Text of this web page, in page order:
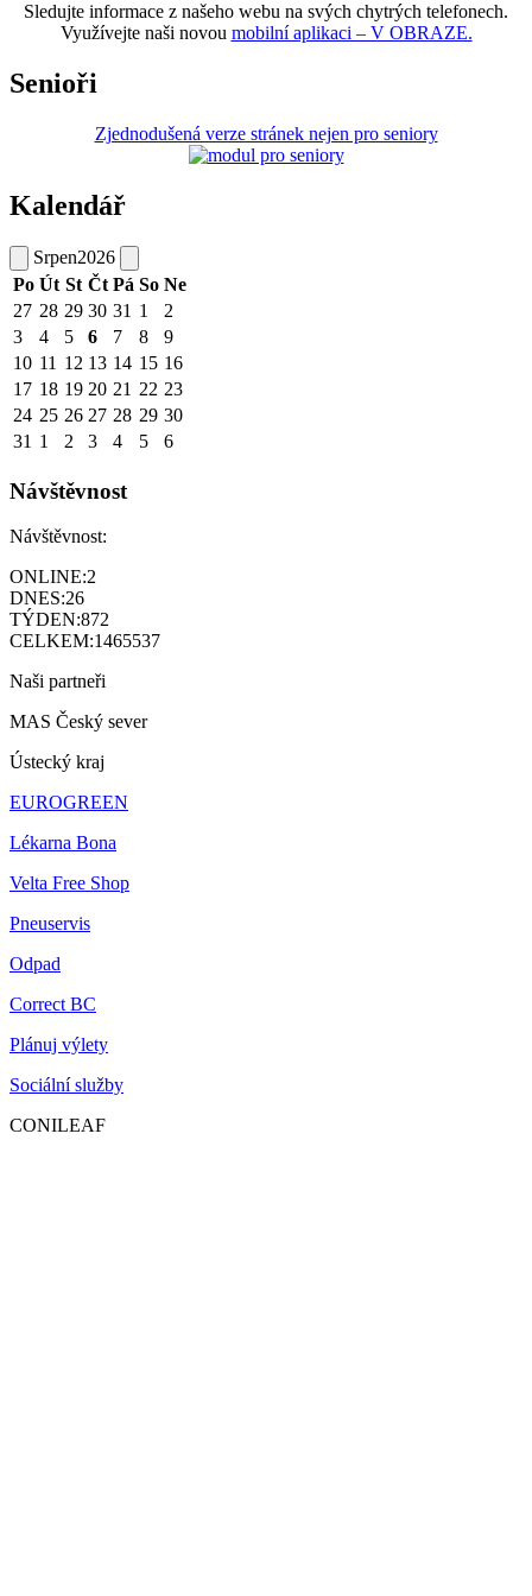
Sledujte informace z našeho webu na svých chytrých telefonech.
Využívejte naši novou mobilní aplikaci – V OBRAZE.
Senioři
Zjednodušená verze stránek nejen pro seniory
Kalendář
Srpen2026
Po Út St Čt Pá So Ne
27 28 29 30 31 1
2
3
4 5 6 7 8
9
10 11 12 13 14 15 16
17 18 19 20 21 22 23
24 25 26 27 28 29 30
31 1 2 3 4 5 6
Návštěvnost
Návštěvnost:
ONLINE:2
DNES:26
TÝDEN:872
CELKEM:1465537
Naši partneři
MAS Český sever
Ústecký kraj
EUROGREEN
Lékarna Bona
Velta Free Shop
Pneuservis
Odpad
Correct BC
Plánuj výlety
Sociální služby
CONILEAF